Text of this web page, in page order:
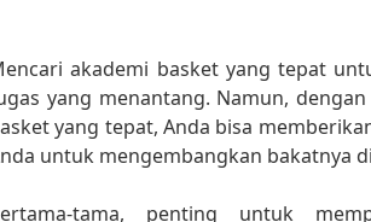
akademi basket yang tepat
yang menantang. Namun,
yang tepat, Anda bisa
untuk mengembangkan bakatnya
tama, penting untuk